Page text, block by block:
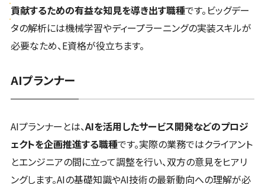
貢献するための有益な知見を導き出す職種です。ビッグデー
タの解析には機械学習やディープラーニングの実装スキルが
必要なため、E資格が役立ちます。
AIプランナー
AIプランナーとは、AIを活用したサービス開発などのプロジ
ェクトを企画推進する職種です。実際の業務ではクライアント
とエンジニアの間に立って調整を行い、双方の意見をヒアリ
ングします。AIの基礎知識やAI技術の最新動向への理解が必